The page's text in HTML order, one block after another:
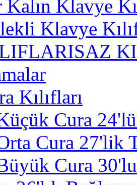
Kalın Klavye
Klavye
SAZ
Kılıfları
Cura
Cura 27'lik
Cura